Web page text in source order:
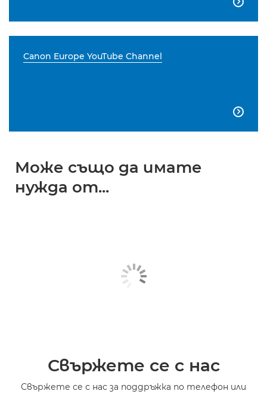

Canon Europe YouTube Channel

Може също да имате
нужда от...
Свържете се с нас
Свържете се с нас за поддръжка по телефон или